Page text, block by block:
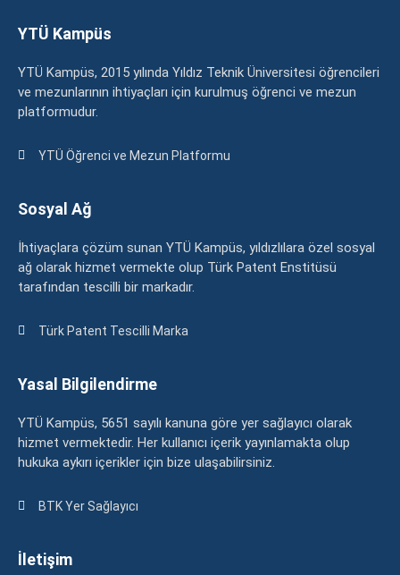
YTÜ Kampüs
YTÜ Kampüs, 2015 yılında Yıldız Teknik Üniversitesi öğrencileri
ve mezunlarının ihtiyaçları için kurulmuş öğrenci ve mezun
platformudur.
YTÜ Öğrenci ve Mezun Platformu
Sosyal Ağ
İhtiyaçlara çözüm sunan YTÜ Kampüs, yıldızlılara özel sosyal
ağ olarak hizmet vermekte olup Türk Patent Enstitüsü
tarafından tescilli bir markadır.
Türk Patent Tescilli Marka
Yasal Bilgilendirme
YTÜ Kampüs, 5651 sayılı kanuna göre yer sağlayıcı olarak
hizmet vermektedir. Her kullanıcı içerik yayınlamakta olup
hukuka aykırı içerikler için bize ulaşabilirsiniz.
BTK Yer Sağlayıcı
İletişim